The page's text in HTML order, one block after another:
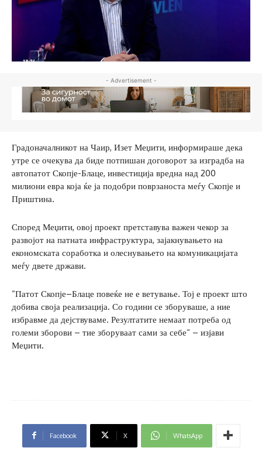
- Advertisement -
Градоначалникот на Чаир, Изет Меџити, информираше дека
утре се очекува да биде потпишан договорот за изградба на
автопатот Скопје-Блаце, инвестиција вредна над 200
милиони евра која ќе ја подобри поврзаноста меѓу Скопје и
Приштина.
Според Меџити, овој проект претставува важен чекор за
развојот на патната инфраструктура, зајакнувањето на
економската соработка и олеснувањето на комуникацијата
меѓу двете држави.
“Патот Скопје–Блаце повеќе не е ветување. Тој е проект што
добива своја реализација. Со години се зборуваше, а ние
избравме да дејствуваме. Резултатите немаат потреба од
големи зборови – тие зборуваат сами за себе“ – изјави
Меџити.
Facebook X WhatsApp